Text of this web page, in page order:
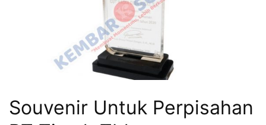
Souvenir Untuk Perpisahan